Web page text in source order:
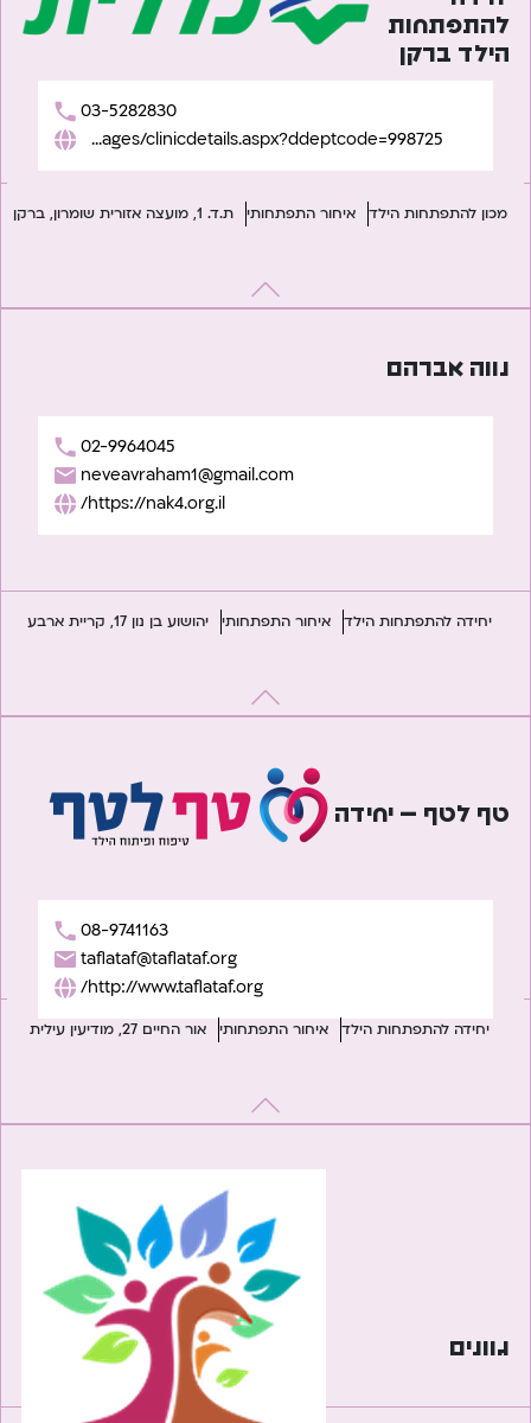
להתפתחות
הילד ברקן
03-5282830
https://www.clalit.co.il/he/sefersherut/pages/clinicdetails.aspx?ddeptcode=998725
מכון להתפתחות הילד איחור התפתחותי ת.ד. 1, מועצה אזורית שומרון, ברקן
נווה אברהם
02-9964045
neveavraham1@gmail.com
https://nak4.org.il/
יחידה להתפתחות הילד איחור התפתחותי יהושוע בן נון 17, קריית ארבע
טף לטף – יחידה
08-9741163
taflataf@taflataf.org
http://www.taflataf.org/
יחידה להתפתחות הילד איחור התפתחותי אור החיים 27, מודיעין עילית
גוונים